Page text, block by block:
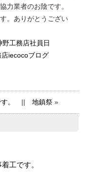
力業者のお陰です。
。ありがとうござい
野工務店社員日
iecocoブログ
。 || 地鎮祭»
工です。